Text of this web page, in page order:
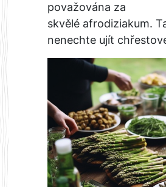
považována za
skvělé afrodiziakum.
nenechte ujít